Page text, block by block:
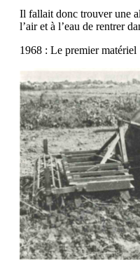
Il fallait donc trouver une
l’air et à l’eau de rentrer
1968 : Le premier matériel